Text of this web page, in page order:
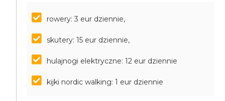
rowery: 3 eur dziennie,
skutery: 15 eur dziennie,
hulajnogi elektryczne: 12 eur dziennie
kijki nordic walking: 1 eur dziennie